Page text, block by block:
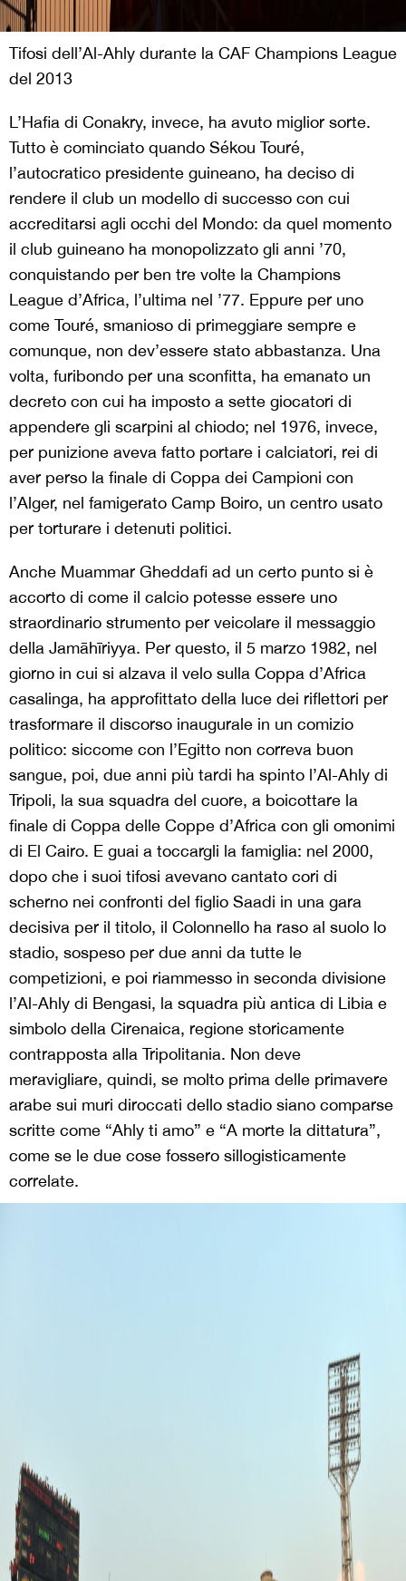
Tifosi dell’Al-Ahly durante la CAF Champions League
del 2013
L’Hafia di Conakry, invece, ha avuto miglior sorte.
Tutto è cominciato quando Sékou Touré,
l’autocratico presidente guineano, ha deciso di
rendere il club un modello di successo con cui
accreditarsi agli occhi del Mondo: da quel momento
il club guineano ha monopolizzato gli anni ’70,
conquistando per ben tre volte la Champions
League d’Africa, l’ultima nel ’77. Eppure per uno
come Touré, smanioso di primeggiare sempre e
comunque, non dev’essere stato abbastanza. Una
volta, furibondo per una sconfitta, ha emanato un
decreto con cui ha imposto a sette giocatori di
appendere gli scarpini al chiodo; nel 1976, invece,
per punizione aveva fatto portare i calciatori, rei di
aver perso la finale di Coppa dei Campioni con
l’Alger, nel famigerato Camp Boiro, un centro usato
per torturare i detenuti politici.
Anche Muammar Gheddafi ad un certo punto si è
accorto di come il calcio potesse essere uno
straordinario strumento per veicolare il messaggio
della Jamāhīriyya. Per questo, il 5 marzo 1982, nel
giorno in cui si alzava il velo sulla Coppa d’Africa
casalinga, ha approfittato della luce dei riflettori per
trasformare il discorso inaugurale in un comizio
politico: siccome con l’Egitto non correva buon
sangue, poi, due anni più tardi ha spinto l’Al-Ahly di
Tripoli, la sua squadra del cuore, a boicottare la
finale di Coppa delle Coppe d’Africa con gli omonimi
di El Cairo. E guai a toccargli la famiglia: nel 2000,
dopo che i suoi tifosi avevano cantato cori di
scherno nei confronti del figlio Saadi in una gara
decisiva per il titolo, il Colonnello ha raso al suolo lo
stadio, sospeso per due anni da tutte le
competizioni, e poi riammesso in seconda divisione
l’Al-Ahly di Bengasi, la squadra più antica di Libia e
simbolo della Cirenaica, regione storicamente
contrapposta alla Tripolitania. Non deve
meravigliare, quindi, se molto prima delle primavere
arabe sui muri diroccati dello stadio siano comparse
scritte come “Ahly ti amo” e “A morte la dittatura”,
come se le due cose fossero sillogisticamente
correlate.